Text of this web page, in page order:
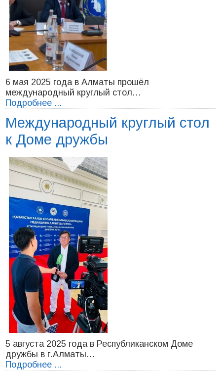
6 мая 2025 года в Алматы прошёл
международный круглый стол…
Подробнее ...
Международный круглый стол
к Доме дружбы
5 августа 2025 года в Республиканском Доме
дружбы в г.Алматы…
Подробнее ...